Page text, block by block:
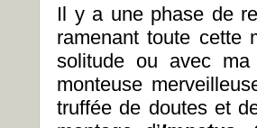
Il y a une phase de
ramenant toute
solitude ou avec ma
monteuse
truffée de doutes et